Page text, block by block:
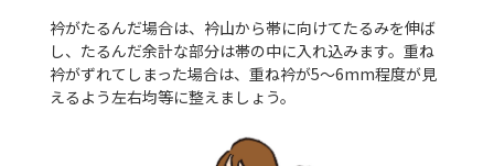
衿がたるんだ場合は、衿山から帯に向けてたるみを伸ば
し、たるんだ余計な部分は帯の中に入れ込みます。重ね
衿がずれてしまった場合は、重ね衿が5～6mm程度が見
えるよう左右均等に整えましょう。